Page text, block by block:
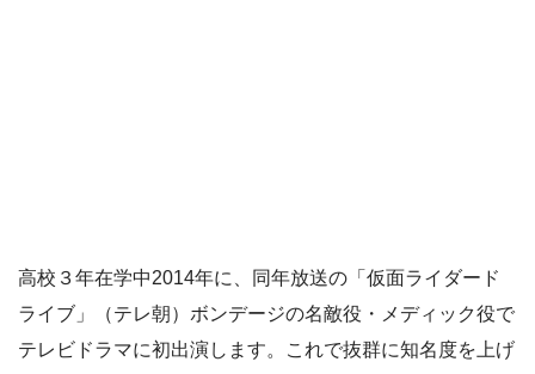
高校３年在学中2014年に、同年放送の「仮面ライダード
ライブ」（テレ朝）ボンデージの名敵役・メディック役で
テレビドラマに初出演します。これで抜群に知名度を上げ